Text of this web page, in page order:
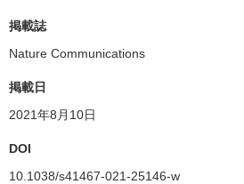
掲載誌
Nature Communications
掲載日
2021年8月10日
DOI
10.1038/s41467-021-25146-w